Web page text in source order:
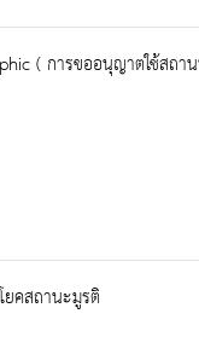
( การขออนุญาตใช้สถาน
คสถานะมูรติ